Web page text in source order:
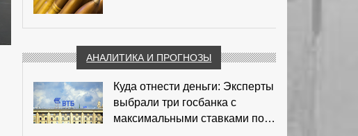
АНАЛИТИКА И ПРОГНОЗЫ
Куда отнести деньги: Эксперты
выбрали три госбанка с
максимальными ставками по